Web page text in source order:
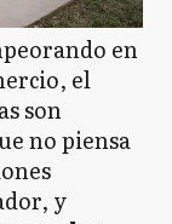
en
el
son
no piensa
y